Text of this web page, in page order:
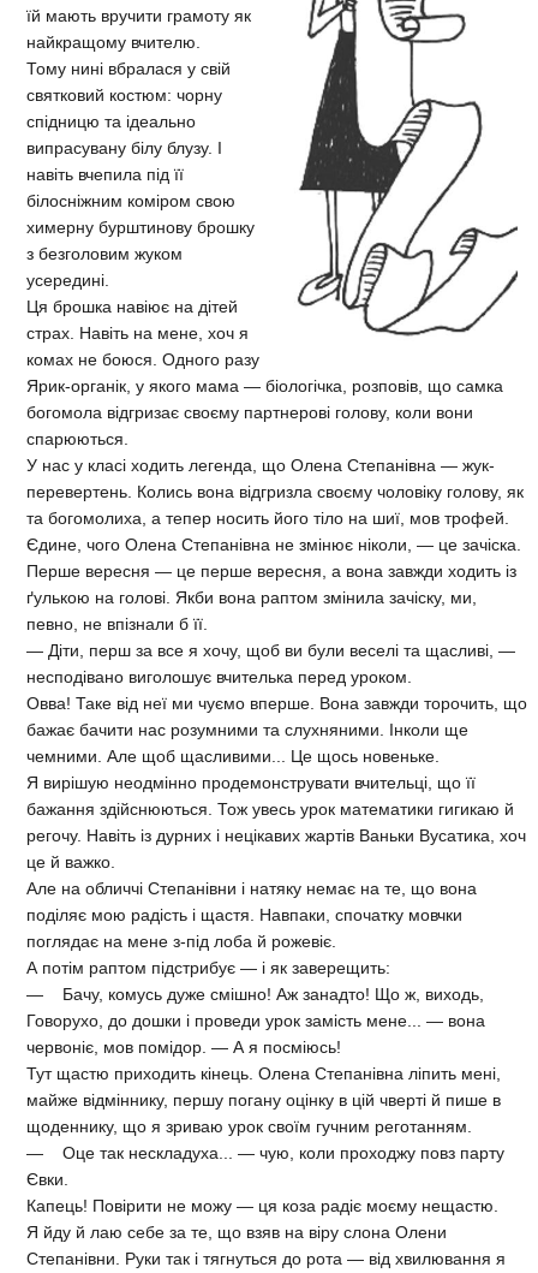
їй мають вручити грамоту як
найкращому вчителю.
Тому нині вбралася у свій
святковий костюм: чорну
спідницю та ідеально
випрасувану білу блузу. І
навіть вчепила під її
білосніжним коміром свою
химерну бурштинову брошку
з безголовим жуком
усередині.
Ця брошка навіює на дітей
страх. Навіть на мене, хоч я
комах не боюся. Одного разу
Ярик-органік, у якого мама — біологічка, розповів, що самка
богомола відгризає своєму партнерові голову, коли вони
спарюються.
У нас у класі ходить легенда, що Олена Степанівна — жук-
перевертень. Колись вона відгризла своєму чоловіку голову, як
та богомолиха, а тепер носить його тіло на шиї, мов трофей.
Єдине, чого Олена Степанівна не змінює ніколи, — це зачіска.
Перше вересня — це перше вересня, а вона завжди ходить із
ґулькою на голові. Якби вона раптом змінила зачіску, ми,
певно, не впізнали б її.
— Діти, перш за все я хочу, щоб ви були веселі та щасливі, —
несподівано виголошує вчителька перед уроком.
Овва! Таке від неї ми чуємо вперше. Вона завжди торочить, що
бажає бачити нас розумними та слухняними. Інколи ще
чемними. Але щоб щасливими... Це щось новеньке.
Я вирішую неодмінно продемонструвати вчительці, що її
бажання здійснюються. Тож увесь урок математики гигикаю й
регочу. Навіть із дурних і нецікавих жартів Ваньки Вусатика, хоч
це й важко.
Але на обличчі Степанівни і натяку немає на те, що вона
поділяє мою радість і щастя. Навпаки, спочатку мовчки
поглядає на мене з-під лоба й рожевіє.
А потім раптом підстрибує — і як заверещить:
— Бачу, комусь дуже смішно! Аж занадто! Що ж, виходь,
Говорухо, до дошки і проведи урок замість мене... — вона
червоніє, мов помідор. — А я посміюсь!
Тут щастю приходить кінець. Олена Степанівна ліпить мені,
майже відміннику, першу погану оцінку в цій чверті й пише в
щоденнику, що я зриваю урок своїм гучним реготанням.
— Оце так нескладуха... — чую, коли проходжу повз парту
Євки.
Капець! Повірити не можу — ця коза радіє моєму нещастю.
Я йду й лаю себе за те, що взяв на віру слона Олени
Степанівни. Руки так і тягнуться до рота — від хвилювання я